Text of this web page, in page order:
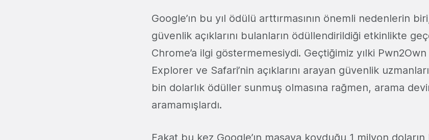
Google’ın bu yıl ödülü arttırmasının önemli nedenlerin
güvenlik açıklarını bulanların ödüllendirildiği etkinlikte
Chrome’a ilgi göstermemesiydi. Geçtiğimiz yılki
Explorer ve Safari’nin açıklarını arayan güvenlik
bin dolarlık ödüller sunmuş olmasına rağmen, arama
aramamışlardı.
Fakat bu kez Google’ın masaya koyduğu 1 milyon